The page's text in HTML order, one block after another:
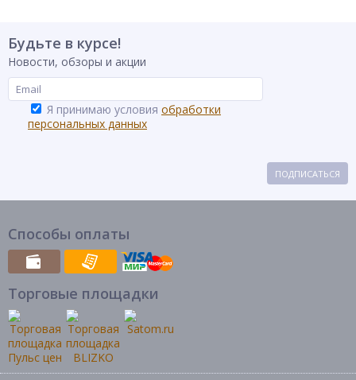
Будьте в курсе!
Новости, обзоры и акции
Я принимаю условия обработки
персональных данных
ПОДПИСАТЬСЯ
Способы оплаты
Торговые площадки